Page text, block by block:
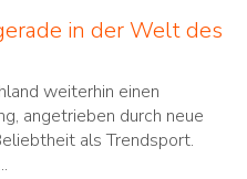
in der Welt des
weiterhin einen
angetrieben durch neue
als Trendsport.